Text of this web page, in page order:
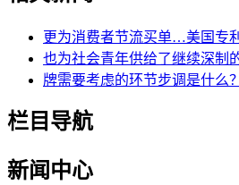
更为消费者节流买单…美国专
也为社会青年供给了继续深制
牌需要考虑的环节步调是什么
栏目导航
新闻中心